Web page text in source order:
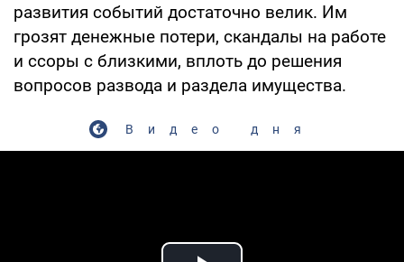
развития событий достаточно велик. Им
грозят денежные потери, скандалы на работе
и ссоры с близкими, вплоть до решения
вопросов развода и раздела имущества.
Видео дня